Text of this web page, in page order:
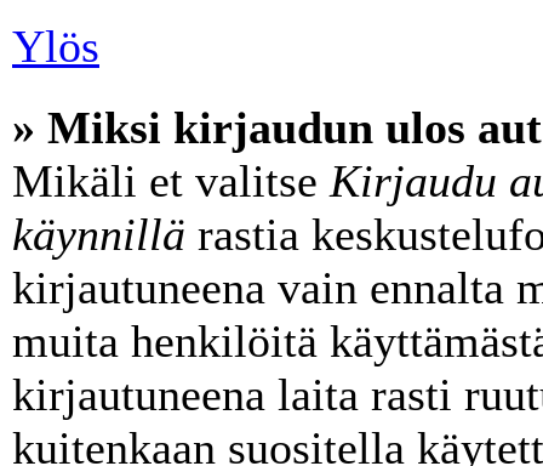
Ylös
» Miksi kirjaudun ulos
Mikäli et valitse Kirjaudu
käynnillä rastia
kirjautuneena vain ennalta
muita henkilöitä
kirjautuneena laita rasti
kuitenkaan suositella